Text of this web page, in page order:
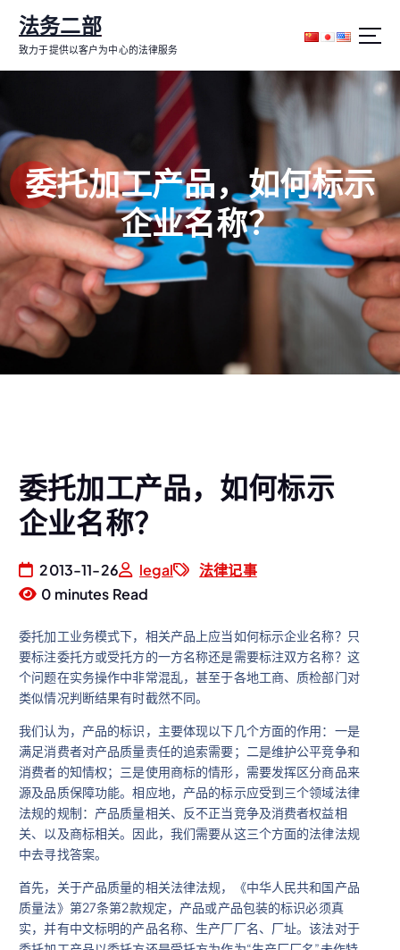
内
法务二部
致力于提供以客户为中心的法律服务
委托加工产品，如何标示
企业名称？
委托加工产品，如何标示
企业名称？
2013-11-26 legal
法律记事
0 minutes Read
委托加工业务模式下，相关产品上应当如何标示企业名称？只
要标注委托方或受托方的一方名称还是需要标注双方名称？这
个问题在实务操作中非常混乱，甚至于各地工商、质检部门对
类似情况判断结果有时截然不同。
我们认为，产品的标识，主要体现以下几个方面的作用：一是
满足消费者对产品质量责任的追索需要；二是维护公平竞争和
消费者的知情权；三是使用商标的情形，需要发挥区分商品来
源及品质保障功能。相应地，产品的标示应受到三个领域法律
法规的规制：产品质量相关、反不正当竞争及消费者权益相
关、以及商标相关。因此，我们需要从这三个方面的法律法规
中去寻找答案。
首先，关于产品质量的相关法律法规，《中华人民共和国产品
质量法》第27条第2款规定，产品或产品包装的标识必须真
实，并有中文标明的产品名称、生产厂厂名、厂址。该法对于